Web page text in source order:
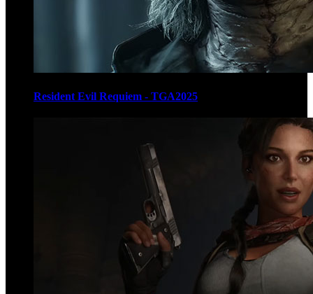
Resident Evil Requiem - TGA2025